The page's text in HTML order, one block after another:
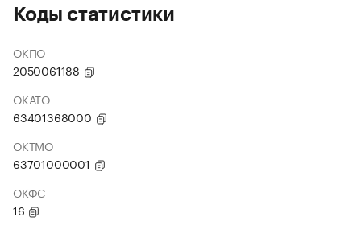
Коды статистики
ОКПО
2050061188
ОКАТО
63401368000
ОКТМО
63701000001
ОКФС
16